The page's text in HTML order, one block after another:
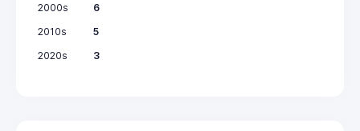
2000s
6
2010s
5
2020s
3